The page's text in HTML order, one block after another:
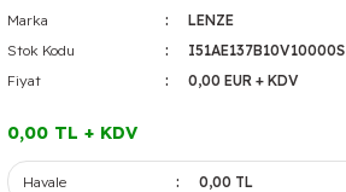
Marka
LENZE
Stok Kodu
I51AE137B10V10000S
Fiyat
0,00 EUR + KDV
0,00 TL + KDV
Havale 0,00 TL